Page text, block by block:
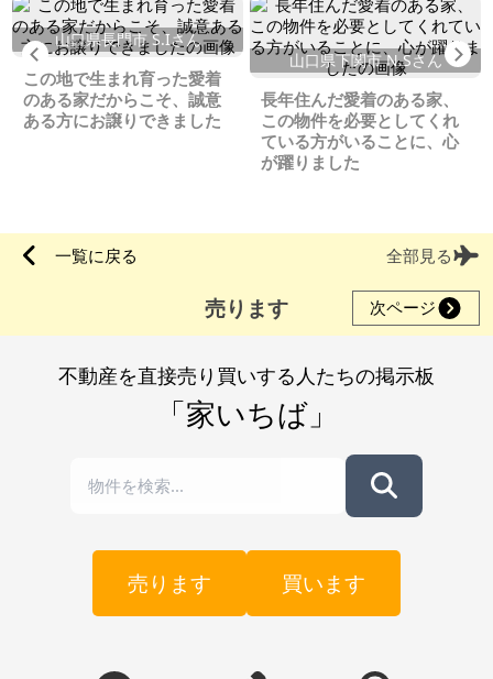
Previous
山口県長門市 S.Iさん
この地で生まれ育った愛着
のある家だからこそ、誠意
ある方にお譲りできました
山口県下関市 N.Sさん
長年住んだ愛着のある家、
この物件を必要としてくれ
ている方がいることに、心
が躍りました
一覧に戻る 全部見る
売ります 次ページ
不動産を直接売り買いする人たちの掲示板
「家いちば」
売ります 買います